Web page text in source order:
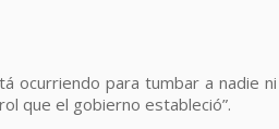
para tumbar a nadie
que el gobierno estableció”.